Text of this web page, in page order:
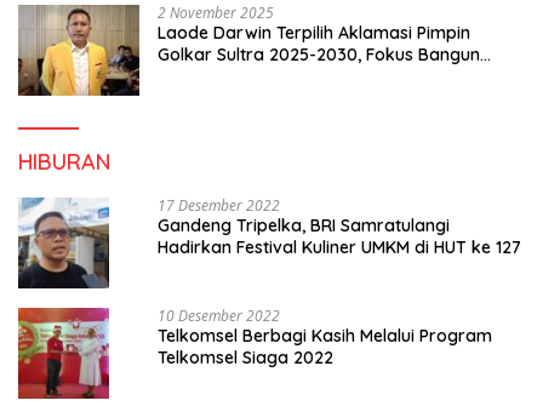
2 November 2025
Laode Darwin Terpilih Aklamasi Pimpin
Golkar Sultra 2025-2030, Fokus Bangun
HIBURAN
17 Desember 2022
Gandeng Tripelka, BRI Samratulangi
Hadirkan Festival Kuliner UMKM di HUT ke 127
10 Desember 2022
Telkomsel Berbagi Kasih Melalui Program
Telkomsel Siaga 2022